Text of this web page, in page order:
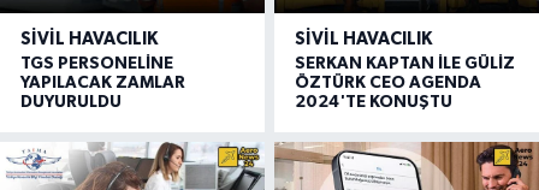
SIVIL HAVACILIK
TGS PERSONELİNE
YAPILACAK ZAMLAR
DUYURULDU
SIVIL HAVACILIK
SERKAN KAPTAN İLE GÜLİZ
ÖZTÜRK CEO AGENDA
2024'TE KONUŞTU